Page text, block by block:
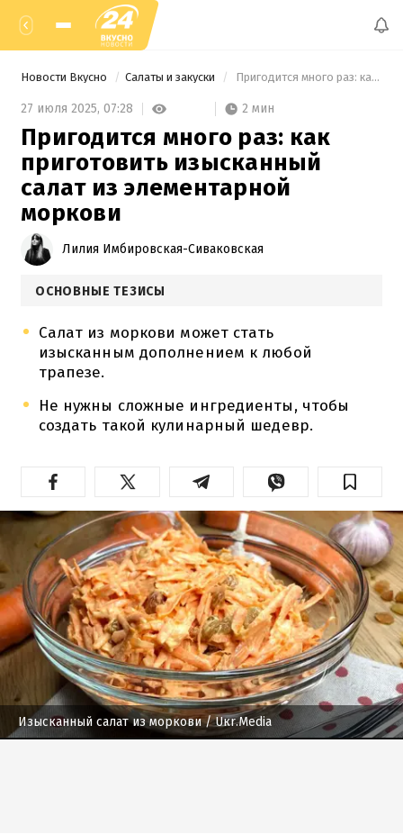
Новости Вкусно Салаты и закуски Пригодится много раз: как приготовить изысканный салат из элементарной моркови
27 июля 2025, 07:28 2 мин
Пригодится много раз: как
приготовить изысканный
салат из элементарной
моркови
Лилия Имбировская-Сиваковская
ОСНОВНЫЕ ТЕЗИСЫ
Салат из моркови может стать
изысканным дополнением к любой
трапезе.
Не нужны сложные ингредиенты, чтобы
создать такой кулинарный шедевр.
Изысканный салат из моркови/ Uкr.Media